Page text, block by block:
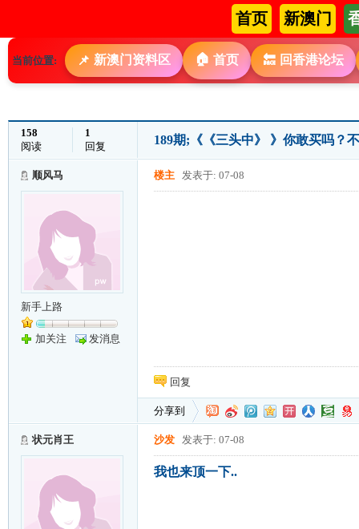
首页 新澳门
当前位置: 📌 新澳门资料区 🏠 首页 🔙 回香港论坛
158
阅读
1
回复
189期;《《三头中》 》你敢买吗？
顺风马
新手上路
加关注 发消息
楼主 发表于: 07-08
回复
分享到
状元肖王 沙发 发表于: 07-08
我也来顶一下..